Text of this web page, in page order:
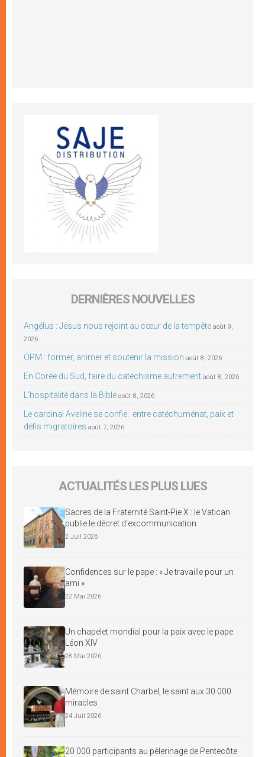
DERNIÈRES NOUVELLES
Angélus : Jésus nous rejoint au cœur de la tempête août 9,
2026
OPM : former, animer et soutenir la mission août 8, 2026
En Corée du Sud, faire du catéchisme autrement août 8, 2026
L’hospitalité dans la Bible août 8, 2026
Le cardinal Aveline se confie : entre catéchuménat, paix et
défis migratoires août 7, 2026
ACTUALITÉS LES PLUS LUES
Sacres de la Fraternité Saint-Pie X : le Vatican
publie le décret d’excommunication
2 Juil 2026
Confidences sur le pape : « Je travaille pour un
ami »
22 Mai 2026
Un chapelet mondial pour la paix avec le pape
Léon XIV
28 Mai 2026
Mémoire de saint Charbel, le saint aux 30 000
miracles
24 Juil 2026
20 000 participants au pèlerinage de Pentecôte